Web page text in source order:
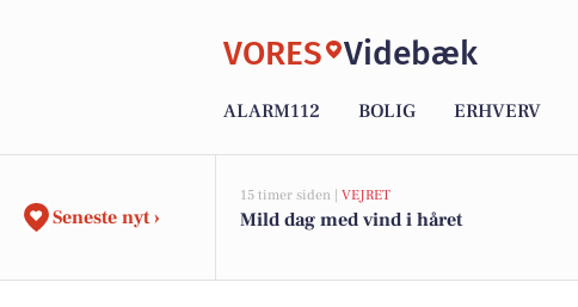
VORES Videbæk
ALARM112 BOLIG ERHVERV
Seneste nyt ›
15 timer siden | VEJRET
Mild dag med vind i håret